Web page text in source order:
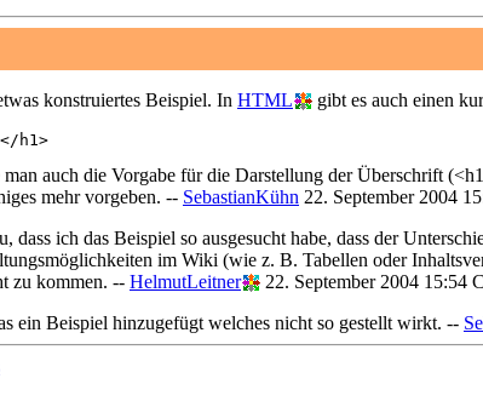
konstruiertes Beispiel. In HTML gibt es auch einen
auch die Vorgabe für die Darstellung der Überschrift
mehr vorgeben. -- SebastianKühn 22. September 2004
dass ich das Beispiel so ausgesucht habe, dass der
im Wiki (wie z. B. Tabellen oder
zu kommen. -- HelmutLeitner
22. September 2004 15:54
ein Beispiel hinzugefügt welches nicht so gestellt wirkt. --